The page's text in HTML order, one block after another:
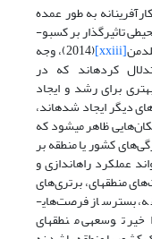
به طور عمده
چارچوب‌هایی هستند که کلیه عوامل فردی و محیطی تاثیرگذار بر کسب­و­
[xxiii] (2014)، وجه
کرده­اند که در
برای رشد و ایجاد
دیگر ایجاد شده­اند،
ظاهر می­شود که
کشور یا منطقه بر
عملکرد راه­اندازی و
منطقه­ای، برتری‌های
بسترساز فرصت‌های­
توسعه­ی منطقه­ای